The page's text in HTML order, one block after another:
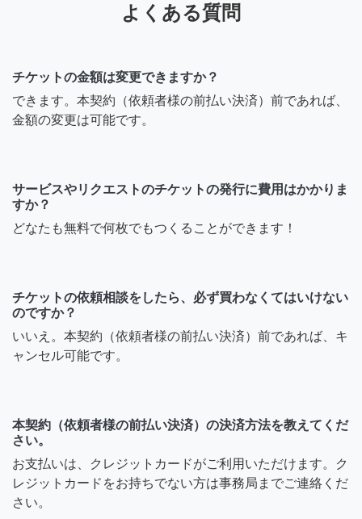
よくある質問
チケットの金額は変更できますか？
できます。本契約（依頼者様の前払い決済）前であれば、
金額の変更は可能です。
サービスやリクエストのチケットの発行に費用はかかりま
すか？
どなたも無料で何枚でもつくることができます！
チケットの依頼相談をしたら、必ず買わなくてはいけない
のですか？
いいえ。本契約（依頼者様の前払い決済）前であれば、キ
ャンセル可能です。
本契約（依頼者様の前払い決済）の決済方法を教えてくだ
さい。
お支払いは、クレジットカードがご利用いただけます。ク
レジットカードをお持ちでない方は事務局までご連絡くだ
さい。